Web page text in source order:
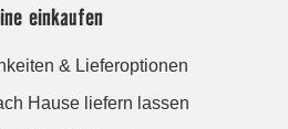
einkaufen
& Lieferoptionen
Hause liefern lassen